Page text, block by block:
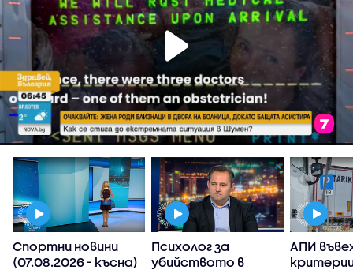
Спортни новини
(07.08.2026 - късна)
Психолог за
убийството в
АПИ